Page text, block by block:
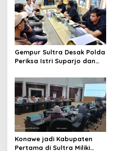
Gempur Sultra Desak Polda
Periksa Istri Suparjo dan
Kasus Tambang Ilegal
Konawe jadi Kabupaten
Pertama di Sultra Miliki